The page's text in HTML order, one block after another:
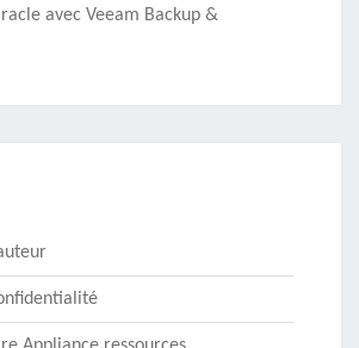
avec Veeam Backup &